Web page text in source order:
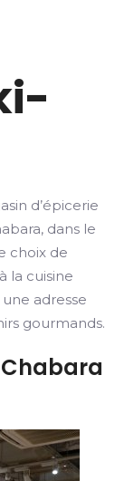
d’épicerie
dans le
choix de
la cuisine
adresse
gourmands.